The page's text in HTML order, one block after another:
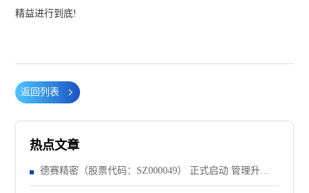
精益进行到底!
返回列表
热点文章
德赛精密（股票代码：SZ000049） 正式启动 管理升级&